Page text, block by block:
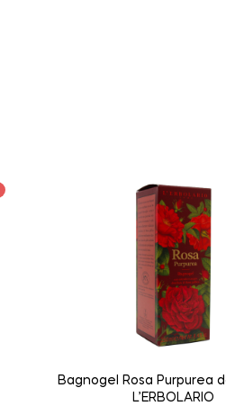
Bagnogel Rosa Purpurea
L’ERBOLARIO